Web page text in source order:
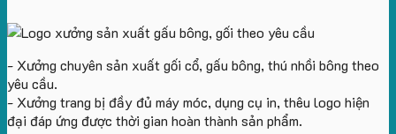
- Xưởng chuyên sản xuất gối cổ, gấu bông, thú nhồi bông theo
yêu cầu.
- Xưởng trang bị đầy đủ máy móc, dụng cụ in, thêu logo hiện
đại đáp ứng được thời gian hoàn thành sản phẩm.